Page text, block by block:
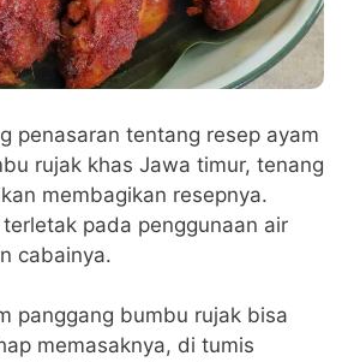
penasaran tentang resep ayam
rujak khas Jawa timur, tenang
membagikan resepnya.
pada penggunaan air
cabainya.
panggang bumbu rujak bisa
memasaknya, di tumis